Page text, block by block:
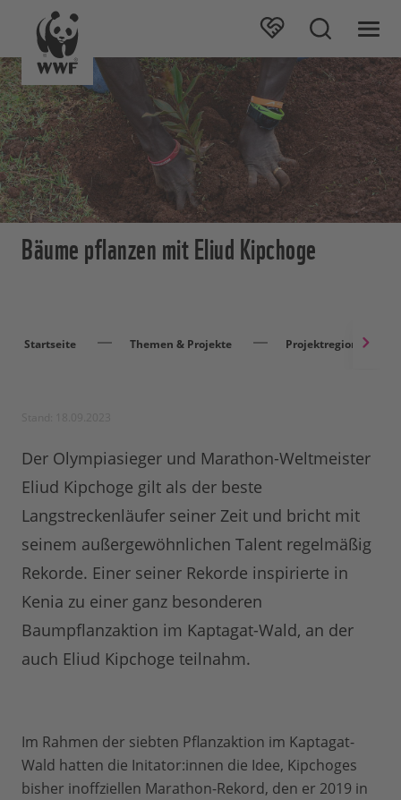
Bäume pflanzen mit Eliud Kipchoge
Startseite Themen & Projekte Projektregionen
Der Olympiasieger und Marathon-Weltmeister
Eliud Kipchoge gilt als der beste
Langstreckenläufer seiner Zeit und bricht mit
seinem außergewöhnlichen Talent regelmäßig
Rekorde. Einer seiner Rekorde inspirierte in
Kenia zu einer ganz besonderen
Baumpflanzaktion im Kaptagat-Wald, an der
auch Eliud Kipchoge teilnahm.
Im Rahmen der siebten Pflanzaktion im Kaptagat-
Wald hatten die Initator:innen die Idee, Kipchoges
bisher inoffziellen Marathon-Rekord, den er 2019 in